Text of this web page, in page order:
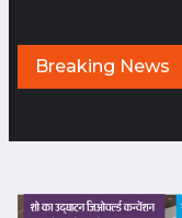
Breaking News